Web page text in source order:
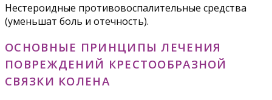
​Нестероидные противовоспалительные средства
(уменьшат боль и отечность).​
ОСНОВНЫЕ ПРИНЦИПЫ ЛЕЧЕНИЯ
ПОВРЕЖДЕНИЙ КРЕСТООБРАЗНОЙ
СВЯЗКИ КОЛЕНА